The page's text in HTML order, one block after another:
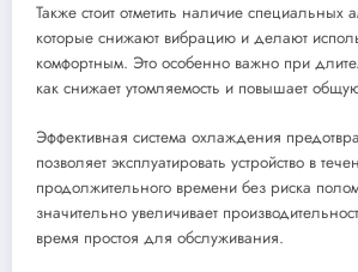
Также стоит отметить наличие специальных
которые снижают вибрацию и делают
комфортным. Это особенно важно при
как снижает утомляемость и повышает
Эффективная система охлаждения
позволяет эксплуатировать устройство в
продолжительного времени без риска
значительно увеличивает
время простоя для обслуживания.